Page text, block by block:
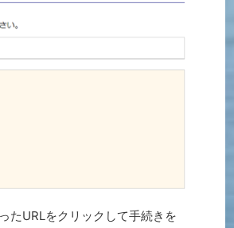
たURLをクリックして手続きを